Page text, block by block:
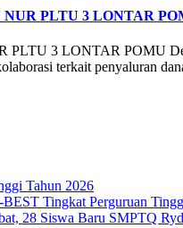
PLTU 3 LONTAR
PLTU 3 LONTAR POMU
terkait penyaluran
Tahun 2026
Tingkat Perguruan
28 Siswa Baru SMPTQ